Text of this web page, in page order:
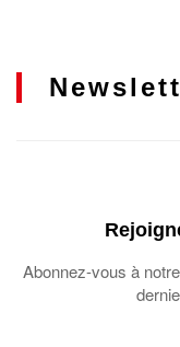
Abonnez-vous à